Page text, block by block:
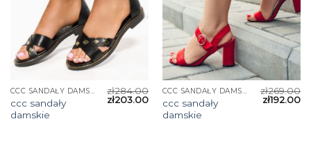
CCC SANDAŁY DAMSKIE
ccc sandały
damskie
zł284.00
zł203.00
CCC SANDAŁY DAMSKIE
ccc sandały
damskie
zł269.00
zł192.00